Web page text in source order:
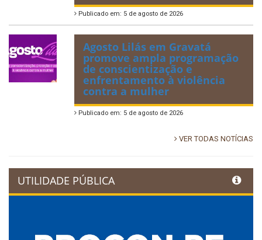
Publicado em: 5 de agosto de 2026
Agosto Lilás em Gravatá
promove ampla programação
de conscientização e
enfrentamento à violência
contra a mulher
Publicado em: 5 de agosto de 2026
VER TODAS NOTÍCIAS
UTILIDADE PÚBLICA